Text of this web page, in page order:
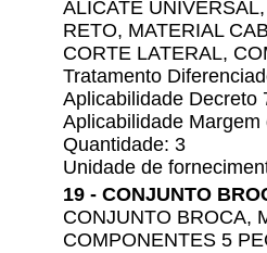
ALICATE
RETO, MATERIAL
CORTE LATERAL,
Tratamento
Aplicabilidade Decreto
Aplicabilidade
Quantidade: 3
Unidade de
19 - CONJUNTO
CONJUNTO BROCA,
COMPONENTES 5